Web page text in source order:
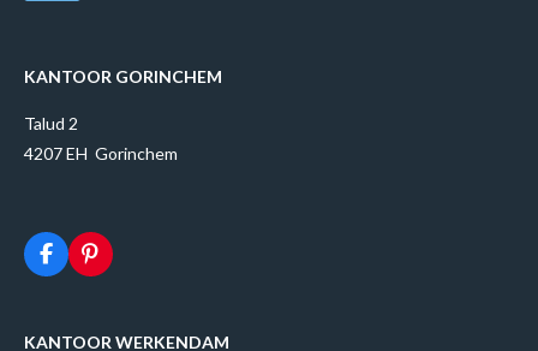
KANTOOR GORINCHEM
Talud 2
4207 EH Gorinchem
F
a
b
P
i
e
KANTOOR WERKENDAM